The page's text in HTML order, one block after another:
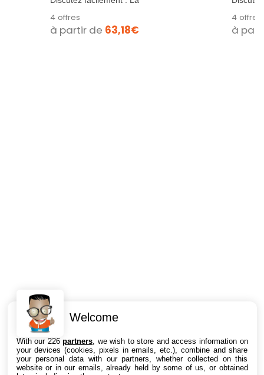
casque assure le...
4 offres
à partir de 63,18€
casque
4 offres
à
Intéressant ? Partagez !
Welcome
With our 226partners , we wish to store and access information on
your devices (cookies, pixels in emails, etc.), combine and share
your personal data with our partners, whether collected on this
website or in our emails, already held by some of us, or obtained